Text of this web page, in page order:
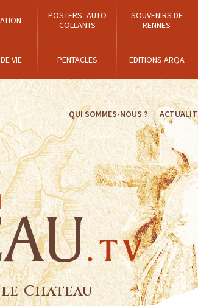
POSTERS- AUTO
COLLANTS
SOUVENIRS DE
RENNES
VIE PENTACLES EDITIONS ARQA
QUI SOMMES-NOUS ?
le-Chateau